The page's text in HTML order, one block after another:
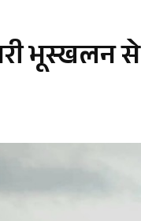
भूस्खलन से